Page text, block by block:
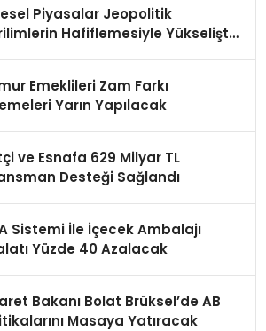
Piyasalar Jeopolitik
Hafiflemesiyle Yükselişte
Emeklileri Zam Farkı
Yarın Yapılacak
ve Esnafa 629 Milyar TL
Desteği Sağlandı
Sistemi İle İçecek Ambalajı
Yüzde 40 Azalacak
Bakanı Bolat Brüksel’de AB
Masaya Yatıracak